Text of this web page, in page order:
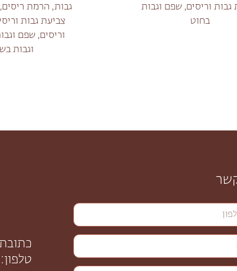
גבות וריסים, שפם וגבות
בחוט
גבות, הרמת
צביעת גבות
וריסים, שפם
וגבות
כתובתנו:
טלפון: 058-6206688